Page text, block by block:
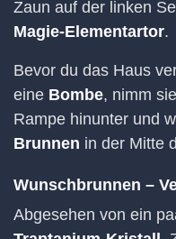
Zaun auf der linken
Magie-Elementartor.
Bevor du das Haus
eine Bombe, nimm
Rampe hinunter und
Brunnen in der Mitte
Wunschbrunnen –
Abgesehen von ein